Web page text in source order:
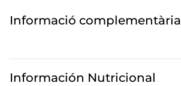
Informació complementària
Información Nutricional